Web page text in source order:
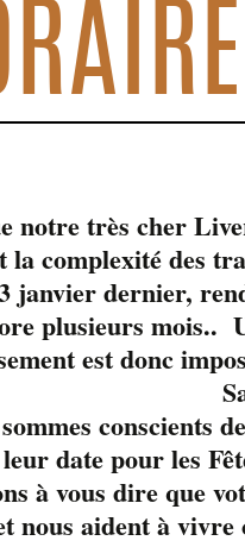
notre très cher
des
janvier dernier,
plusieurs mois..
est donc
conscients
date pour les
à vous dire que
nous aident à vivre